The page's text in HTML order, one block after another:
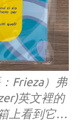
Frieza）弗
英文裡的
上看到它…